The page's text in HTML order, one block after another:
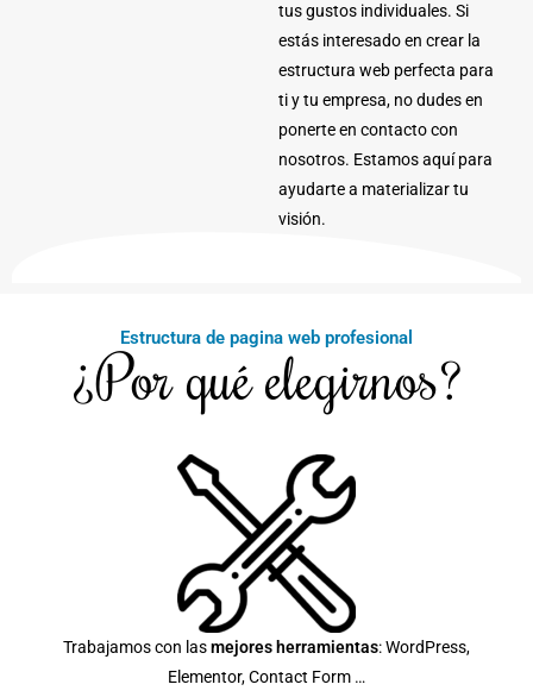
tus gustos individuales. Si
estás interesado en crear la
estructura web perfecta para
ti y tu empresa, no dudes en
ponerte en contacto con
nosotros. Estamos aquí para
ayudarte a materializar tu
visión.
Estructura de pagina web profesional
¿Por qué elegirnos?
Trabajamos con lasmejores herramientas: WordPress,
Elementor, Contact Form …